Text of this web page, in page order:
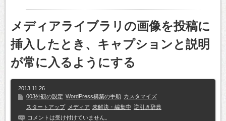
メディアライブラリの画像を投稿に
挿入したとき、キャプションと説明
が常に入るようにする
2013.11.26
003外観の設定 WordPress構築の手順 カスタマイズ
スタートアップ
メディア 未解決・編集中 逆引き辞典
コメントは受け付けていません。